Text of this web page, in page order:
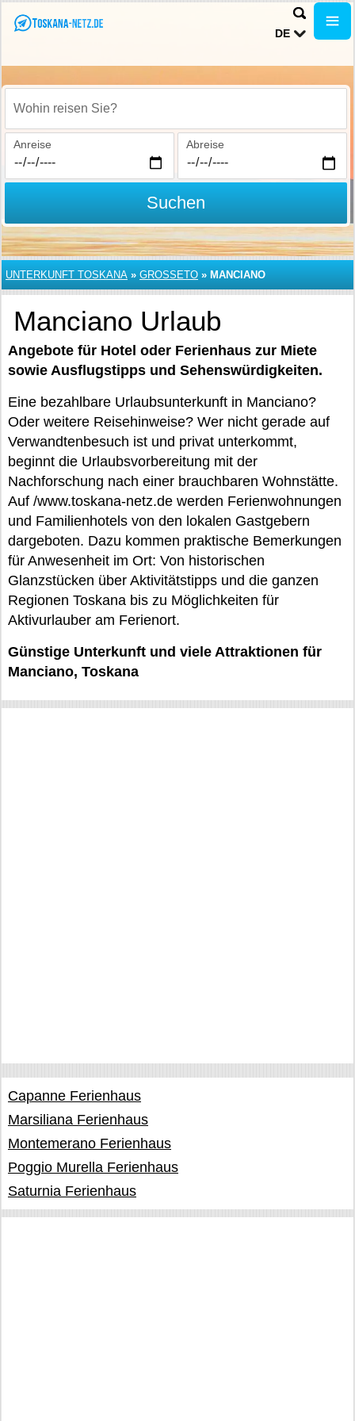
DE
Wohin reisen Sie?
Anreise Abreise
Suchen
UNTERKUNFT TOSKANA » GROSSETO » MANCIANO
Manciano Urlaub
Angebote für Hotel oder Ferienhaus zur Miete
sowie Ausflugstipps und Sehenswürdigkeiten.
Eine bezahlbare Urlaubsunterkunft in Manciano?
Oder weitere Reisehinweise? Wer nicht gerade auf
Verwandtenbesuch ist und privat unterkommt,
beginnt die Urlaubsvorbereitung mit der
Nachforschung nach einer brauchbaren Wohnstätte.
Auf /www.toskana-netz.de werden Ferienwohnungen
und Familienhotels von den lokalen Gastgebern
dargeboten. Dazu kommen praktische Bemerkungen
für Anwesenheit im Ort: Von historischen
Glanzstücken über Aktivitätstipps und die ganzen
Regionen Toskana bis zu Möglichkeiten für
Aktivurlauber am Ferienort.
Günstige Unterkunft und viele Attraktionen für
Manciano, Toskana
Capanne Ferienhaus
Marsiliana Ferienhaus
Montemerano Ferienhaus
Poggio Murella Ferienhaus
Saturnia Ferienhaus